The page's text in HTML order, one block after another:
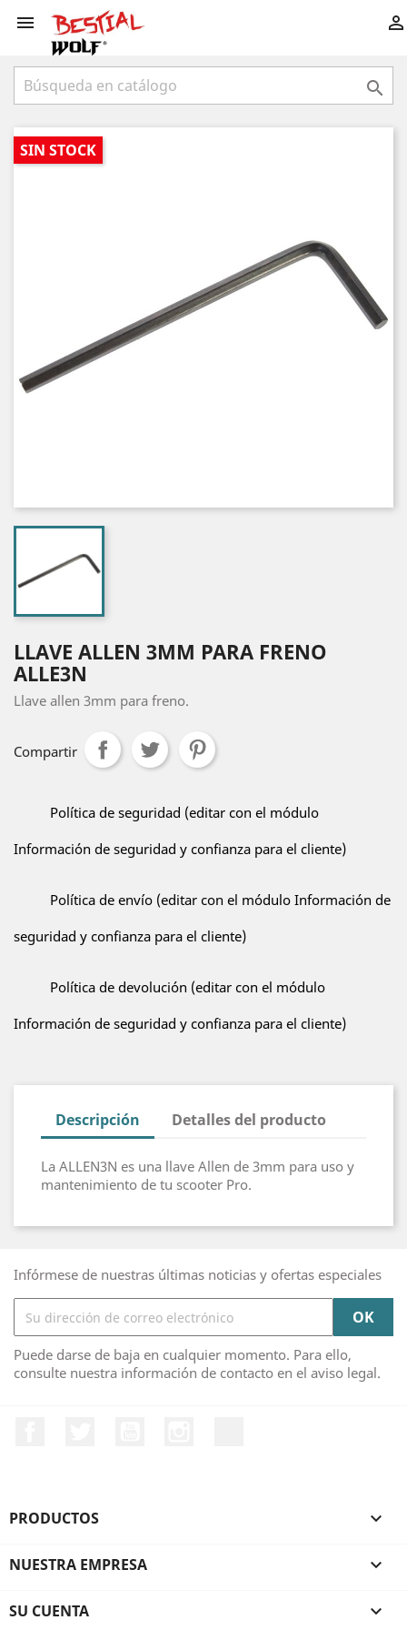
 

SIN STOCK
LLAVE ALLEN 3MM PARA FRENO
ALLE3N
Llave allen 3mm para freno.
Compartir
Política de seguridad (editar con el módulo
Información de seguridad y confianza para el cliente)
Política de envío (editar con el módulo Información de
seguridad y confianza para el cliente)
Política de devolución (editar con el módulo
Información de seguridad y confianza para el cliente)
Descripción Detalles del producto
La ALLEN3N es una llave Allen de 3mm para uso y
mantenimiento de tu scooter Pro.
Infórmese de nuestras últimas noticias y ofertas especiales
Puede darse de baja en cualquier momento. Para ello,
consulte nuestra información de contacto en el aviso legal.
PRODUCTOS 
NUESTRA EMPRESA 
SU CUENTA 